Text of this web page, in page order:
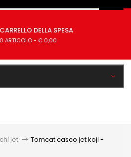
CARRELLO DELLA SPESA
0 ARTICOLO- € 0,00
jet > Tomcat casco jet koji -